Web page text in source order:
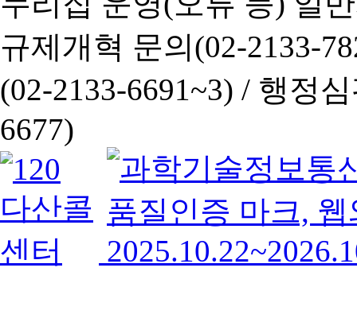
규제개혁 문의(02-2133-
(02-2133-6691~3) / 행정심
6677)